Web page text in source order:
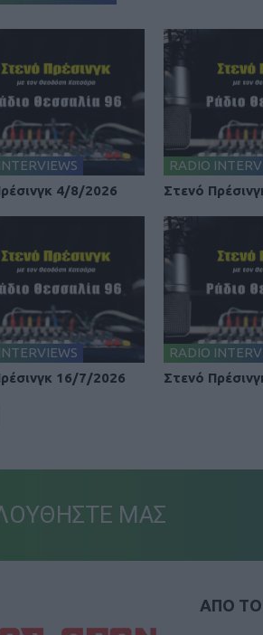
4/8/2026
RADIO
Στενό
16/7/2026
RADIO
Στενό
ΜΑΣ
ΑΠΟ ΤΟ